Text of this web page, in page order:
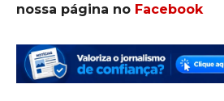
nossa página no Facebook